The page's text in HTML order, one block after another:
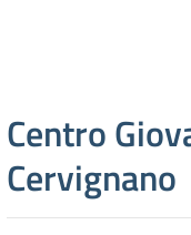
Centro
Cervignano